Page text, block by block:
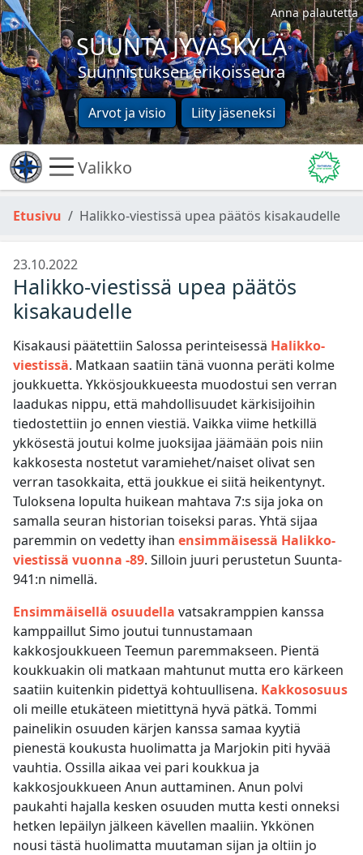
SUUNTA JYVÄSKYLÄ
Suunnistuksen erikoisseura
Arvot ja visio Liity jäseneksi
Anna palautetta
Valikko
Etusivu Halikko-viestissä upea päätös kisakaudelle
23.10.2022
Halikko-viestissä upea päätös
kisakaudelle
Kisakausi päätettiin Salossa perinteisessä Halikko-
viestissä. Matkaan saatiin tänä vuonna peräti kolme
joukkuetta. Ykkösjoukkueesta muodostui sen verran
laadukas nippu, että mahdollisuudet kärkisijoihin
tiedostettiin jo ennen viestiä. Vaikka viime hetkillä
ykkösestä joutui kolme juoksijaa jäämään pois niin
kakkosesta nostetut varamiehet/naiset olivat sen
verran tasokkaita, että joukkue ei siitä heikentynyt.
Tuloksena lopulta huikean mahtava 7:s sija joka on
samalla seuran historian toiseksi paras. Yhtä sijaa
paremmin on vedetty ihan ensimmäisessä Halikko-
viestissä vuonna -89. Silloin juuri perustetun Suunta-
941:n nimellä.
Ensimmäisellä osuudella vatsakramppien kanssa
kamppaillut Simo joutui tunnustamaan
kakkosjoukkueen Teemun paremmakseen. Pientä
koukkuakin oli matkaan mahtunut mutta ero kärkeen
saatiin kuitenkin pidettyä kohtuullisena. Kakkososuus
oli meille etukäteen mietittynä hyvä pätkä. Tommi
painelikin osuuden kärjen kanssa samaa kyytiä
pienestä koukusta huolimatta ja Marjokin piti hyvää
vauhtia. Ossilla aikaa vei pari koukkua ja
kakkosjoukkueen Anun auttaminen. Anun polvi
paukahti hajalla kesken osuuden mutta kesti onneksi
hetken lepäilyn jälkeen kävellen maaliin. Ykkönen
nousi tästä huolimatta muutaman sijan ja oltiin jo